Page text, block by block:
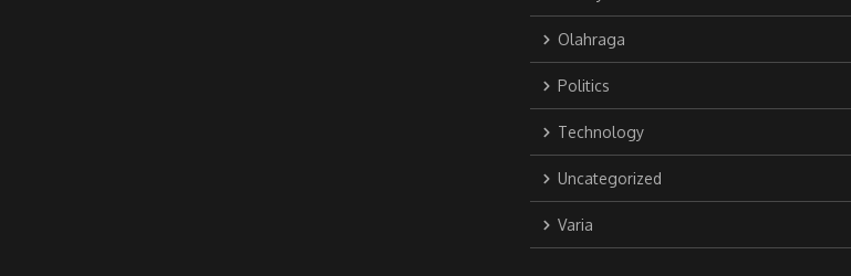
Olahraga
Politics
Technology
Uncategorized
Varia